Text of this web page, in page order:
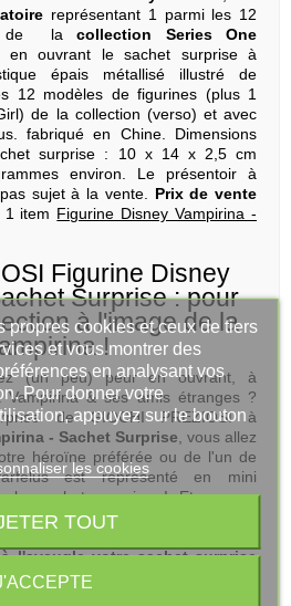
représentant 1 parmi les 12
de lacollection Series One
en ouvrant le sachet surprise à
épais métallisé illustré de
12 modèles de figurines (plus 1
de la collection (verso) et avec
fabriqué en Chine. Dimensions
surprise : 10 x 14 x 2,5 cm
environ. Le présentoir à
sujet à la vente. Prix de vente
item Figurine Disney Vampirina -
Figurine Disney
Surprise : pour
à l'image de la
!
(un peu) peur en ouvrant, à
& ses amis étranges ?
de GIOCHI PREZIOSI à
- Sachet Surprise, vous allez
héroïne préférée ou de l'un de
est représenté en mini
le sachet surprise ! Et comme
jeune Vampirina de la série TV
l'aveugle votre sachet surprise
GIOCHI PREZIOSI. Tomberez vous
propres cookies et ceux de tiers
et vous montrer des
en analysant vos
Pour donner votre
appuyez sur le bouton
les cookies
TOUT